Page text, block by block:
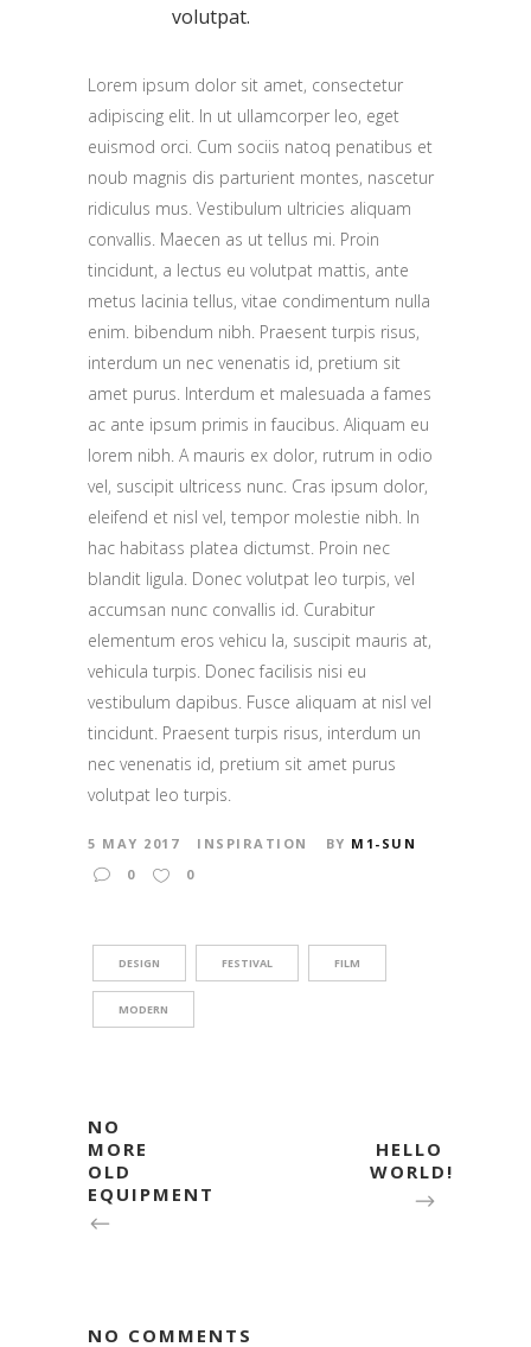
volutpat.
Lorem ipsum dolor sit amet, consectetur
adipiscing elit. In ut ullamcorper leo, eget
euismod orci. Cum sociis natoq penatibus et
noub magnis dis parturient montes, nascetur
ridiculus mus. Vestibulum ultricies aliquam
convallis. Maecen as ut tellus mi. Proin
tincidunt, a lectus eu volutpat mattis, ante
metus lacinia tellus, vitae condimentum nulla
enim. bibendum nibh. Praesent turpis risus,
interdum un nec venenatis id, pretium sit
amet purus. Interdum et malesuada a fames
ac ante ipsum primis in faucibus. Aliquam eu
lorem nibh. A mauris ex dolor, rutrum in odio
vel, suscipit ultricess nunc. Cras ipsum dolor,
eleifend et nisl vel, tempor molestie nibh. In
hac habitass platea dictumst. Proin nec
blandit ligula. Donec volutpat leo turpis, vel
accumsan nunc convallis id. Curabitur
elementum eros vehicu la, suscipit mauris at,
vehicula turpis. Donec facilisis nisi eu
vestibulum dapibus. Fusce aliquam at nisl vel
tincidunt. Praesent turpis risus, interdum un
nec venenatis id, pretium sit amet purus
volutpat leo turpis.
5 MAY 2017 INSPIRATION BY M1-SUN
0
0
DESIGN FESTIVAL FILM
MODERN
NO
MORE
OLD
EQUIPMENT
HELLO
WORLD!
NO COMMENTS